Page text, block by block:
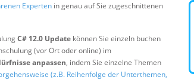
Experten in genau auf Sie zugeschnittenen
C# 12.0 Update können Sie einzeln buchen
(vor Ort oder online) im
anpassen, indem Sie einzelne Themen
(z.B. Reihenfolge der Unterthemen,